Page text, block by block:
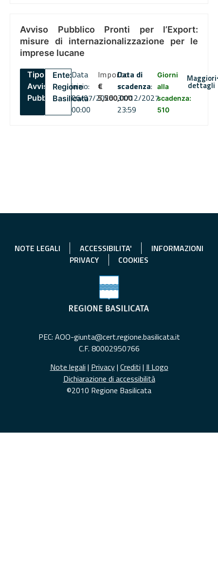
Avviso Pubblico Pronti per l’Export:
misure di internazionalizzazione per le
imprese lucane
Tipo:
Avviso
Pubblico
Ente:
Regione
Basilicata
Data
inizio:
06/07/2026
00:00
Importo
€
5,500,000
Data di
scadenza:
31/12/2027
23:59
Giorni
alla
scadenza:
510
Maggiori
dettagli
NOTE LEGALI ACCESSIBILITA'
INFORMAZIONI
PRIVACY
COOKIES
PEC: AOO-giunta@cert.regione.basilicata.it
C.F. 80002950766
Note legali | Privacy| Crediti | Il Logo
Dichiarazione di accessibilità
©2010 Regione Basilicata